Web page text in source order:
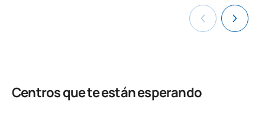
Centros que te están esperando